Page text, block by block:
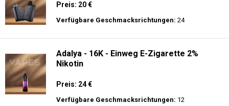
Preis: 20 €
Verfügbare Geschmacksrichtungen: 24
Adalya - 16K - Einweg E-Zigarette 2%
Nikotin
Preis: 24 €
Verfügbare Geschmacksrichtungen: 12